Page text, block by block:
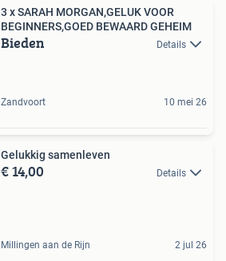
3 x SARAH MORGAN,GELUK VOOR
BEGINNERS,GOED BEWAARD GEHEIM
Bieden Details
Zandvoort 10 mei 26
Gelukkig samenleven
€ 14,00 Details
Millingen aan de Rijn 2 jul 26